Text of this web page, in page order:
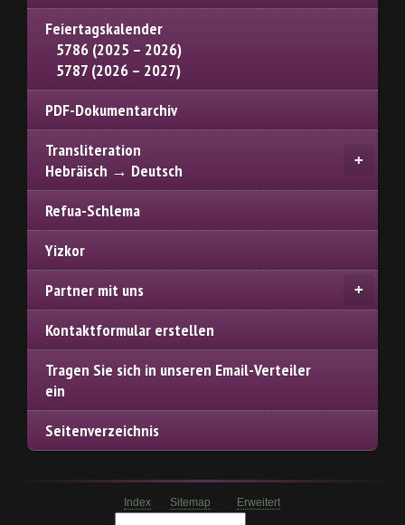
Feiertagskalender
5786 (2025 – 2026)
5787 (2026 – 2027)
PDF-Dokumentarchiv
Transliteration
Hebräisch → Deutsch
Refua-Schlema
Yizkor
Partner mit uns
Kontaktformular erstellen
Tragen Sie sich in unseren Email-Verteiler
ein
Seitenverzeichnis
Index Sitemap Erweitert